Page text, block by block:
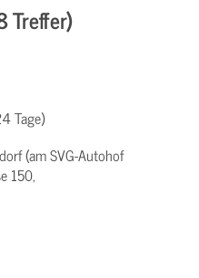
Treffer)
Tage)
(am SVG-Autohof
150,